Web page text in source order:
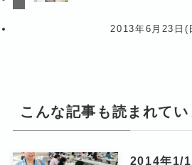
2013年6月23日(
こんな記事も読まれてい
2014年1/